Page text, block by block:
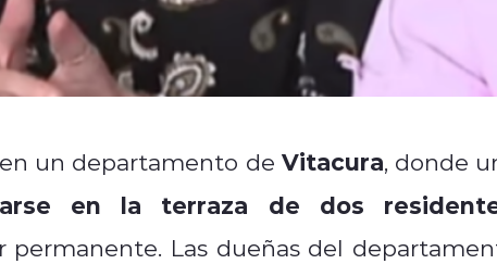
un departamento de Vitacura, donde
en la terraza de dos
Las dueñas del